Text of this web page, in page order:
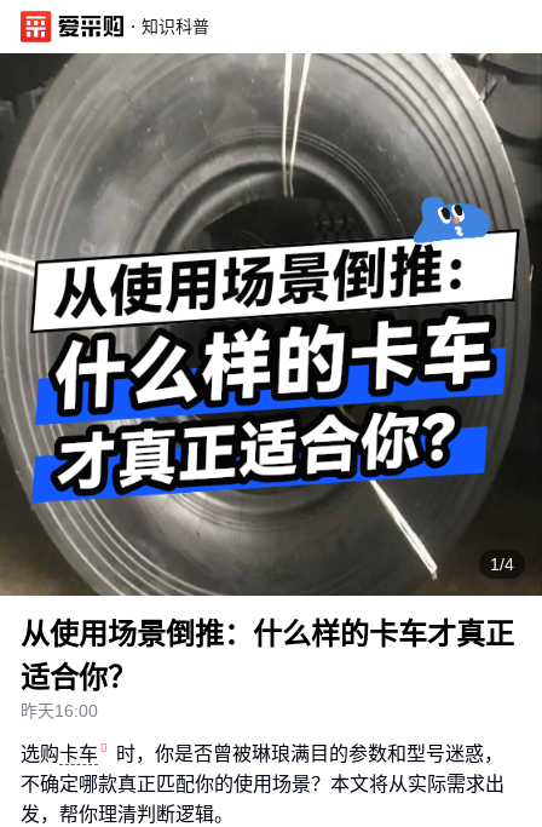
· 知识科普
1/4
从使用场景倒推：什么样的卡车才真正
适合你？
昨天16:00
选购卡车
时，你是否曾被琳琅满目的参数和型号迷惑，
不确定哪款真正匹配你的使用场景？本文将从实际需求出
发，帮你理清判断逻辑。